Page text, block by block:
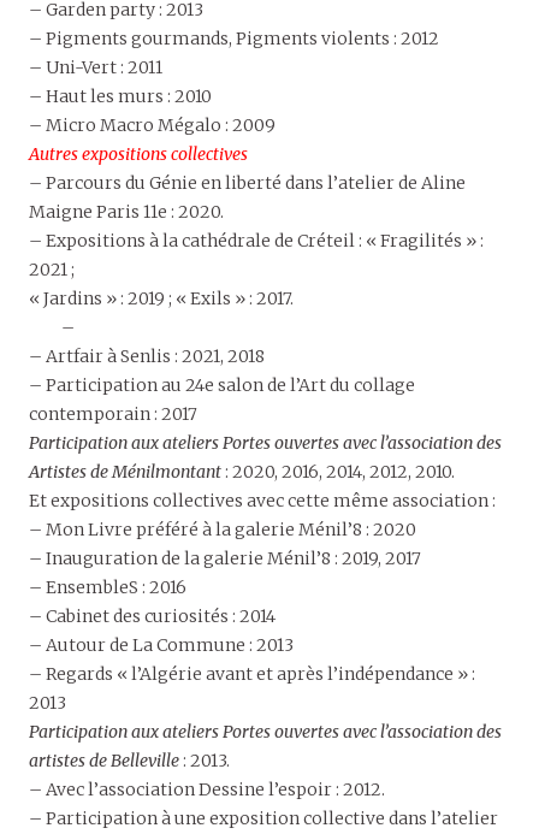
– Garden party : 2013
– Pigments gourmands, Pigments violents : 2012
– Uni-Vert : 2011
– Haut les murs : 2010
– Micro Macro Mégalo : 2009
Autres expositions collectives
– Parcours du Génie en liberté dans l’atelier de Aline
Maigne Paris 11e : 2020.
– Expositions à la cathédrale de Créteil : « Fragilités » :
2021 ;
« Jardins » : 2019 ; « Exils » : 2017.
–
– Artfair à Senlis : 2021, 2018
– Participation au 24e salon de l’Art du collage
contemporain : 2017
Participation aux ateliers Portes ouvertes avec l’association des
Artistes de Ménilmontant: 2020, 2016, 2014, 2012, 2010.
Et expositions collectives avec cette même association :
– Mon Livre préféré à la galerie Ménil’8 : 2020
– Inauguration de la galerie Ménil’8 : 2019, 2017
– EnsembleS : 2016
– Cabinet des curiosités : 2014
– Autour de La Commune : 2013
– Regards « l’Algérie avant et après l’indépendance » :
2013
Participation aux ateliers Portes ouvertes avec l’association des
artistes de Belleville: 2013.
– Avec l’association Dessine l’espoir : 2012.
– Participation à une exposition collective dans l’atelier